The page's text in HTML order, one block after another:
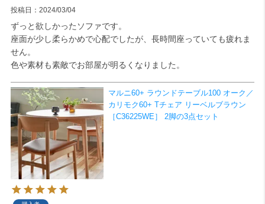
検索
投稿日 2024/03/04
ずっと欲しかったソファです。
座面が少し柔らかめで心配でしたが、長時間座っていても疲れま
せん。
色や素材も素敵でお部屋が明るくなりました。
マルニ60+ ラウンドテーブル100 オーク／
カリモク60+ Tチェア リーベルブラウン
［C36225WE］ 2脚の3点セット